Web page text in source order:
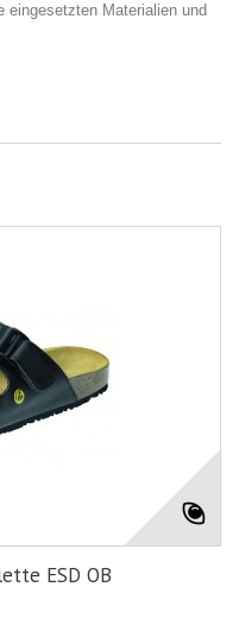
eingesetzten Materialien und
ESD OB